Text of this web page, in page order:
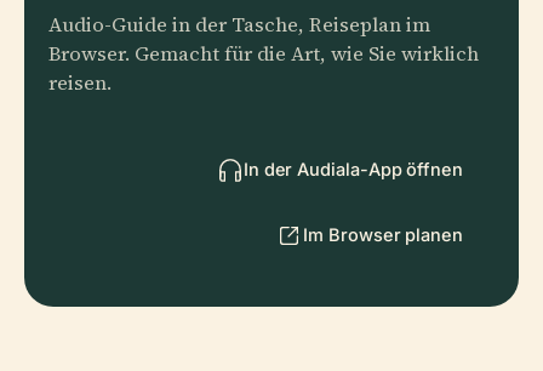
Audio-Guide in der Tasche, Reiseplan im
Browser. Gemacht für die Art, wie Sie wirklich
reisen.
In der Audiala-App öffnen
Im Browser planen